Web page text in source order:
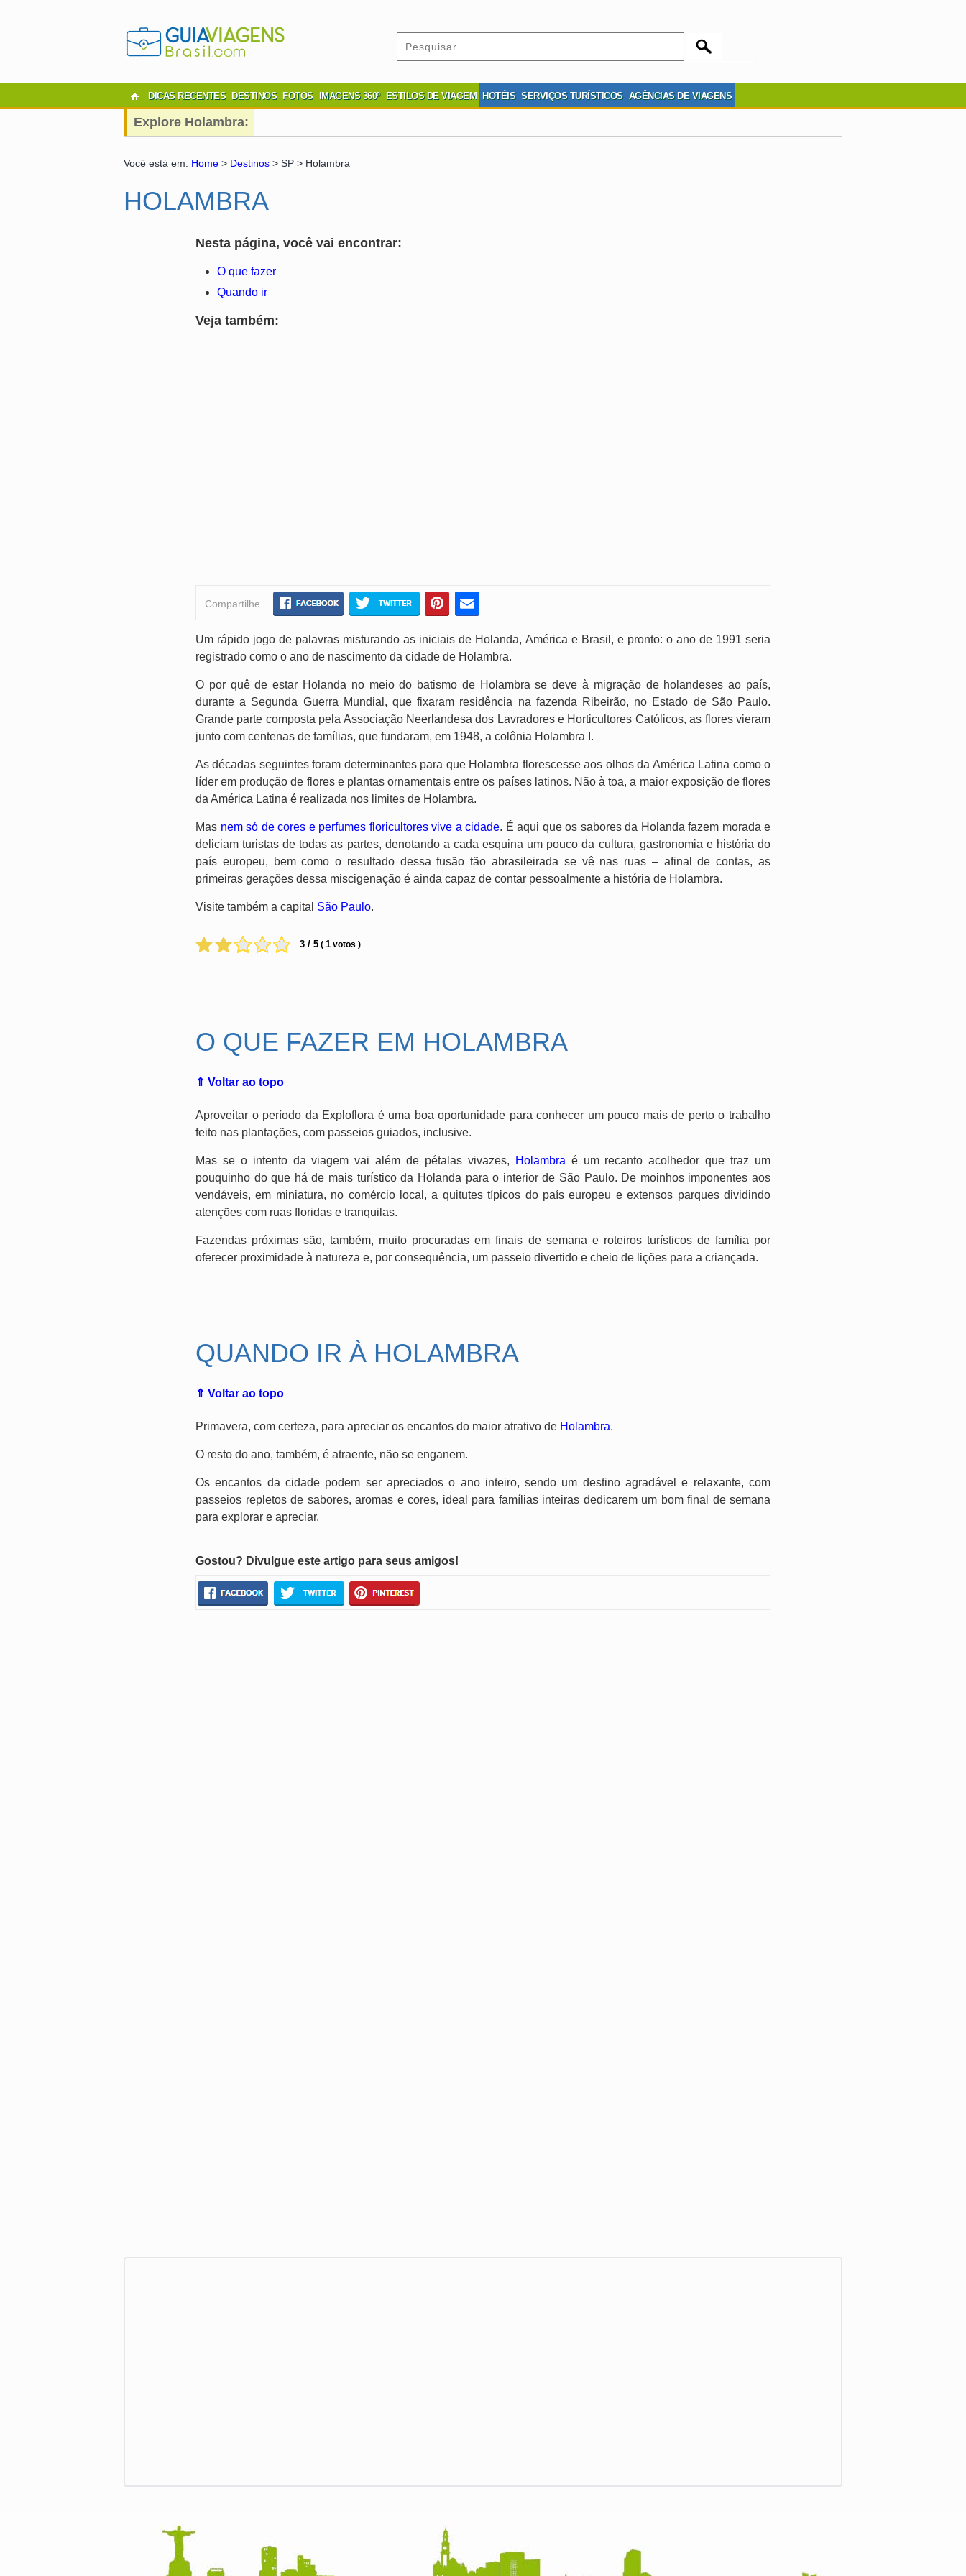
DICAS RECENTES DESTINOS FOTOS IMAGENS 360º ESTILOS DE VIAGEM HOTÉIS SERVIÇOS TURÍSTICOS AGÊNCIAS DE VIAGENS
Explore Holambra:
Você está em: Home > Destinos > SP > Holambra
HOLAMBRA
Nesta página, você vai encontrar:
O que fazer
Quando ir
Veja também:
Compartilhe
Um rápido jogo de palavras misturando as iniciais de Holanda, América e Brasil, e pronto: o ano de 1991 seria
registrado como o ano de nascimento da cidade de Holambra.
O por quê de estar Holanda no meio do batismo de Holambra se deve à migração de holandeses ao país,
durante a Segunda Guerra Mundial, que fixaram residência na fazenda Ribeirão, no Estado de São Paulo.
Grande parte composta pela Associação Neerlandesa dos Lavradores e Horticultores Católicos, as flores vieram
junto com centenas de famílias, que fundaram, em 1948, a colônia Holambra I.
As décadas seguintes foram determinantes para que Holambra florescesse aos olhos da América Latina como o
líder em produção de flores e plantas ornamentais entre os países latinos. Não à toa, a maior exposição de flores
da América Latina é realizada nos limites de Holambra.
Mas nem só de cores e perfumes floricultores vive a cidade. É aqui que os sabores da Holanda fazem morada e
deliciam turistas de todas as partes, denotando a cada esquina um pouco da cultura, gastronomia e história do
país europeu, bem como o resultado dessa fusão tão abrasileirada se vê nas ruas – afinal de contas, as
primeiras gerações dessa miscigenação é ainda capaz de contar pessoalmente a história de Holambra.
Visite também a capital São Paulo.
3 / 5 ( 1 votos )
O QUE FAZER EM HOLAMBRA
⇑ Voltar ao topo
Aproveitar o período da Exploflora é uma boa oportunidade para conhecer um pouco mais de perto o trabalho
feito nas plantações, com passeios guiados, inclusive.
Mas se o intento da viagem vai além de pétalas vivazes, Holambra é um recanto acolhedor que traz um
pouquinho do que há de mais turístico da Holanda para o interior de São Paulo. De moinhos imponentes aos
vendáveis, em miniatura, no comércio local, a quitutes típicos do país europeu e extensos parques dividindo
atenções com ruas floridas e tranquilas.
Fazendas próximas são, também, muito procuradas em finais de semana e roteiros turísticos de família por
oferecer proximidade à natureza e, por consequência, um passeio divertido e cheio de lições para a criançada.
QUANDO IR À HOLAMBRA
⇑ Voltar ao topo
Primavera, com certeza, para apreciar os encantos do maior atrativo de Holambra.
O resto do ano, também, é atraente, não se enganem.
Os encantos da cidade podem ser apreciados o ano inteiro, sendo um destino agradável e relaxante, com
passeios repletos de sabores, aromas e cores, ideal para famílias inteiras dedicarem um bom final de semana
para explorar e apreciar.
Gostou? Divulgue este artigo para seus amigos!